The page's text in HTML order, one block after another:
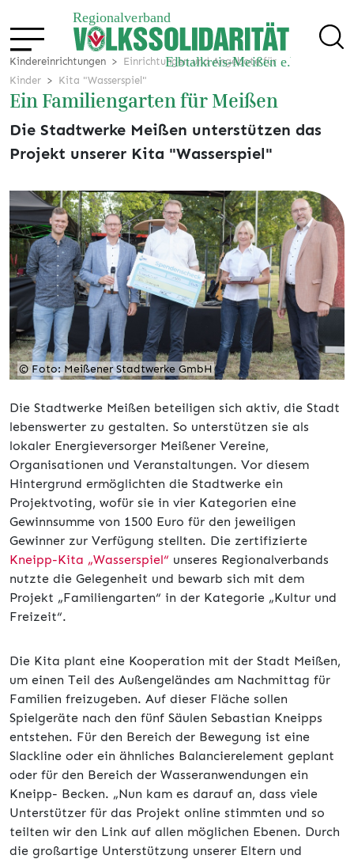
Kindereinrichtungen
Einrichtungen und Angebote für
Kinder
Kita "Wasserspiel"
Ein Familiengarten für Meißen
Die Stadtwerke Meißen unterstützen das
Projekt unserer Kita "Wasserspiel"
© Foto: Meißener Stadtwerke GmbH
Die Stadtwerke Meißen beteiligen sich aktiv, die Stadt
lebenswerter zu gestalten. So unterstützen sie als
lokaler Energieversorger Meißener Vereine,
Organisationen und Veranstaltungen. Vor diesem
Hintergrund ermöglichten die Stadtwerke ein
Projektvoting, wofür sie in vier Kategorien eine
Gewinnsumme von 1500 Euro für den jeweiligen
Gewinner zur Verfügung stellten. Die zertifizierte
Kneipp-Kita „Wasserspiel“ unseres Regionalverbands
nutzte die Gelegenheit und bewarb sich mit dem
Projekt „Familiengarten“ in der Kategorie „Kultur und
Freizeit“.
Die Kita plant eine Kooperation mit der Stadt Meißen,
um einen Teil des Außengeländes am Nachmittag für
Familien freizugeben. Auf dieser Fläche sollen
Spielgeräte nach den fünf Säulen Sebastian Kneipps
entstehen. Für den Bereich der Bewegung ist eine
Slackline oder ein ähnliches Balancierelement geplant
oder für den Bereich der Wasseranwendungen ein
Kneipp- Becken. „Nun kam es darauf an, dass viele
Unterstützer für das Projekt online stimmten und so
teilten wir den Link auf allen möglichen Ebenen. Durch
die großartige Unterstützung unserer Eltern und